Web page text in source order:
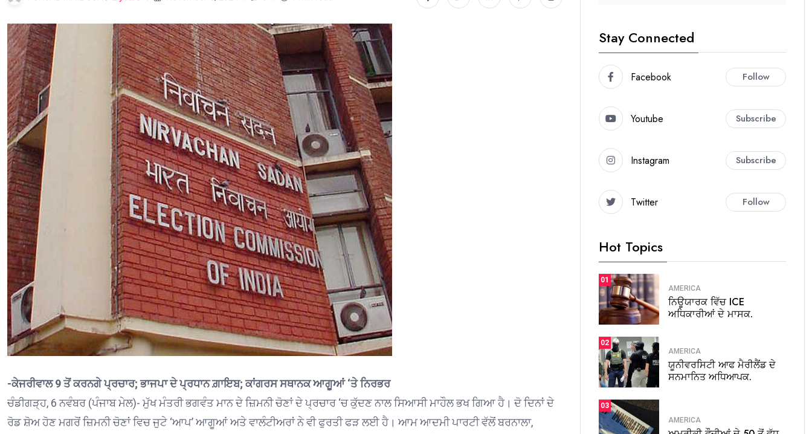
-ਕੇਜਰੀਵਾਲ 9 ਤੋਂ ਕਰਨਗੇ ਪ੍ਰਚਾਰ; ਭਾਜਪਾ ਦੇ ਪ੍ਰਧਾਨ ਗ਼ਾਇਬ; ਕਾਂਗਰਸ ਸਥਾਨਕ ਆਗੂਆਂ ‘ਤੇ ਨਿਰਭਰ
ਚੰਡੀਗੜ੍ਹ, 6 ਨਵੰਬਰ (ਪੰਜਾਬ ਮੇਲ)- ਮੁੱਖ ਮੰਤਰੀ ਭਗਵੰਤ ਮਾਨ ਦੇ ਜ਼ਿਮਨੀ ਚੋਣਾਂ ਦੇ ਪ੍ਰਚਾਰ ‘ਚ ਕੁੱਦਣ ਨਾਲ ਸਿਆਸੀ ਮਾਹੌਲ ਭਖ ਗਿਆ ਹੈ। ਦੋ ਦਿਨਾਂ ਦੇ
ਰੋਡ ਸ਼ੋਅ ਹੋਣ ਮਗਰੋਂ ਜ਼ਿਮਨੀ ਚੋਣਾਂ ਵਿਚ ਜੁਟੇ ‘ਆਪ’ ਆਗੂਆਂ ਅਤੇ ਵਾਲੰਟੀਅਰਾਂ ਨੇ ਵੀ ਫੁਰਤੀ ਫੜ ਲਈ ਹੈ। ਆਮ ਆਦਮੀ ਪਾਰਟੀ ਵੱਲੋਂ ਬਰਨਾਲਾ,
Stay Connected
Facebook Follow
Youtube Subscribe
Instagram Subscribe
Twitter Follow
Hot Topics
01
AMERICA
ਨਿਊਯਾਰਕ ਵਿੱਚ ICE
ਅਧਿਕਾਰੀਆਂ ਦੇ ਮਾਸਕ.
02
AMERICA
ਯੂਨੀਵਰਸਿਟੀ ਆਫ ਮੈਰੀਲੈਂਡ ਦੇ
ਸਨਮਾਨਿਤ ਅਧਿਆਪਕ.
03
AMERICA